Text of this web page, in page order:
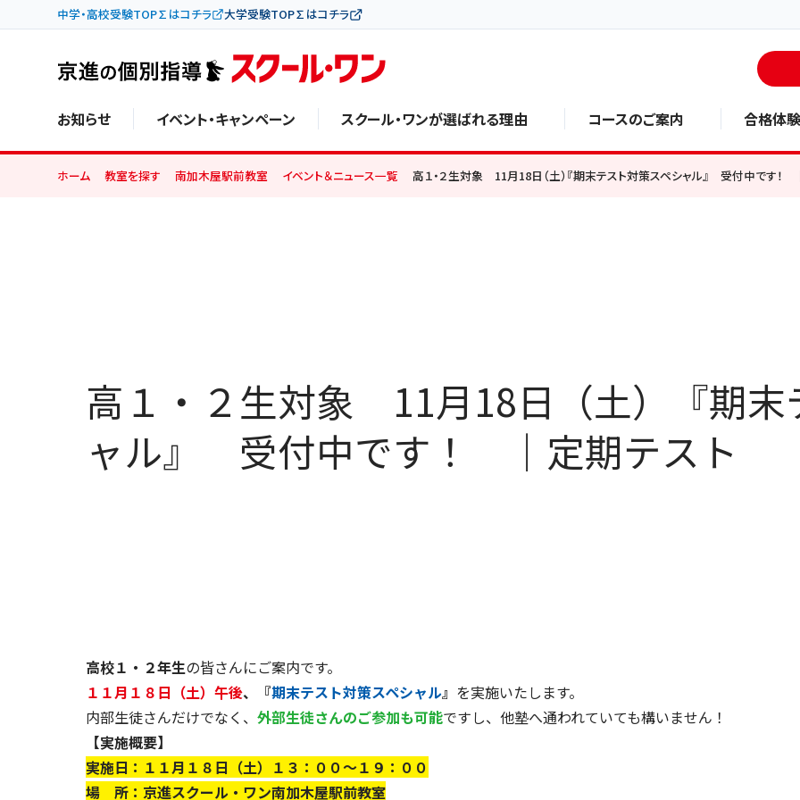
中学・高校受験TOP∑はコチラ 大学受験TOP∑はコチラ
お知らせ イベント・キャンペーン スクール・ワンが選ばれる理由 コースのご案内 合格体
ホーム 教室を探す 南加木屋駅前教室 イベント＆ニュース一覧 高１・２生対象 11月18日（土）『期末テスト対策スペシャル』 受付中です！
高１・２生対象 11月18日（土）『期末
ャル』 受付中です！ ｜定期テスト
高校１・２年生の皆さんにご案内です。
１１月１８日（土）午後、 『期末テスト対策スペシャル』 を実施いたします。
内部生徒さんだけでなく、 外部生徒さんのご参加も可能ですし、他塾へ通われていても構いません！
【実施概要】
実施日：１１月１８日（土）１３：００～１９：００
場 所：京進スクール・ワン南加木屋駅前教室